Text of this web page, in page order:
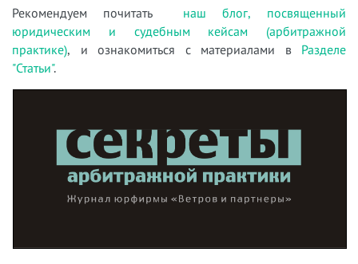
Рекомендуем почитать наш блог, посвященный
юридическим и судебным кейсам (арбитражной
практике), и ознакомиться с материалами в Разделе
"Статьи".